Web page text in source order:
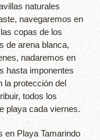
naturales
navegaremos en
copas de los
de arena blanca,
nadaremos en
hasta imponentes
la protección del
todos los
playa cada viernes.
en Playa Tamarindo